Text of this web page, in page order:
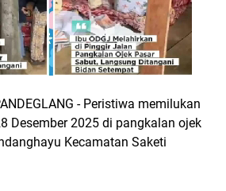
- Peristiwa memilukan
Desember 2025 di pangkalan ojek
Kecamatan Saketi